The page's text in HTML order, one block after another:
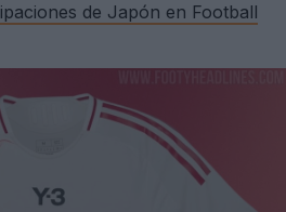
de Japón en Football